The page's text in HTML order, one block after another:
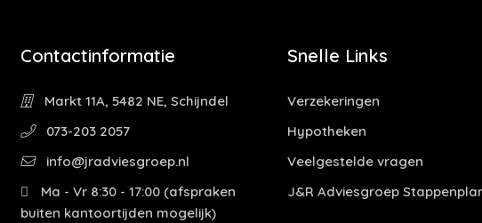
Contactinformatie
Markt 11A, 5482 NE, Schijndel
073-203 2057
info@jradviesgroep.nl
Ma - Vr 8:30 - 17:00 (afspraken
buiten kantoortijden mogelijk)
Snelle Links
Verzekeringen
Hypotheken
Veelgestelde vragen
J&R Adviesgroep